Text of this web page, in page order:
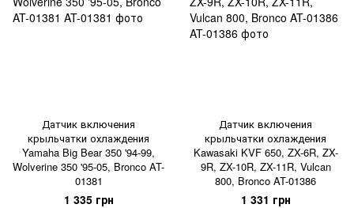
Датчик включения
крыльчатки охлаждения
Yamaha Big Bear 350 '94-99,
Wolverine 350 '95-05, Bronco AT-
01381
1 335 грн
Датчик включения
крыльчатки охлаждения
Kawasaki KVF 650, ZX-6R, ZX-
9R, ZX-10R, ZX-11R, Vulcan
800, Bronco AT-01386
1 331 грн